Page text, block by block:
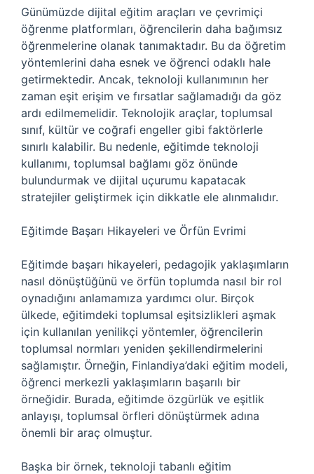
Günümüzde dijital eğitim araçları ve çevrimiçi
öğrenme platformları, öğrencilerin daha bağımsız
öğrenmelerine olanak tanımaktadır. Bu da öğretim
yöntemlerini daha esnek ve öğrenci odaklı hale
getirmektedir. Ancak, teknoloji kullanımının her
zaman eşit erişim ve fırsatlar sağlamadığı da göz
ardı edilmemelidir. Teknolojik araçlar, toplumsal
sınıf, kültür ve coğrafi engeller gibi faktörlerle
sınırlı kalabilir. Bu nedenle, eğitimde teknoloji
kullanımı, toplumsal bağlamı göz önünde
bulundurmak ve dijital uçurumu kapatacak
stratejiler geliştirmek için dikkatle ele alınmalıdır.
Eğitimde Başarı Hikayeleri ve Örfün Evrimi
Eğitimde başarı hikayeleri, pedagojik yaklaşımların
nasıl dönüştüğünü ve örfün toplumda nasıl bir rol
oynadığını anlamamıza yardımcı olur. Birçok
ülkede, eğitimdeki toplumsal eşitsizlikleri aşmak
için kullanılan yenilikçi yöntemler, öğrencilerin
toplumsal normları yeniden şekillendirmelerini
sağlamıştır. Örneğin, Finlandiya’daki eğitim modeli,
öğrenci merkezli yaklaşımların başarılı bir
örneğidir. Burada, eğitimde özgürlük ve eşitlik
anlayışı, toplumsal örfleri dönüştürmek adına
önemli bir araç olmuştur.
Başka bir örnek, teknoloji tabanlı eğitim